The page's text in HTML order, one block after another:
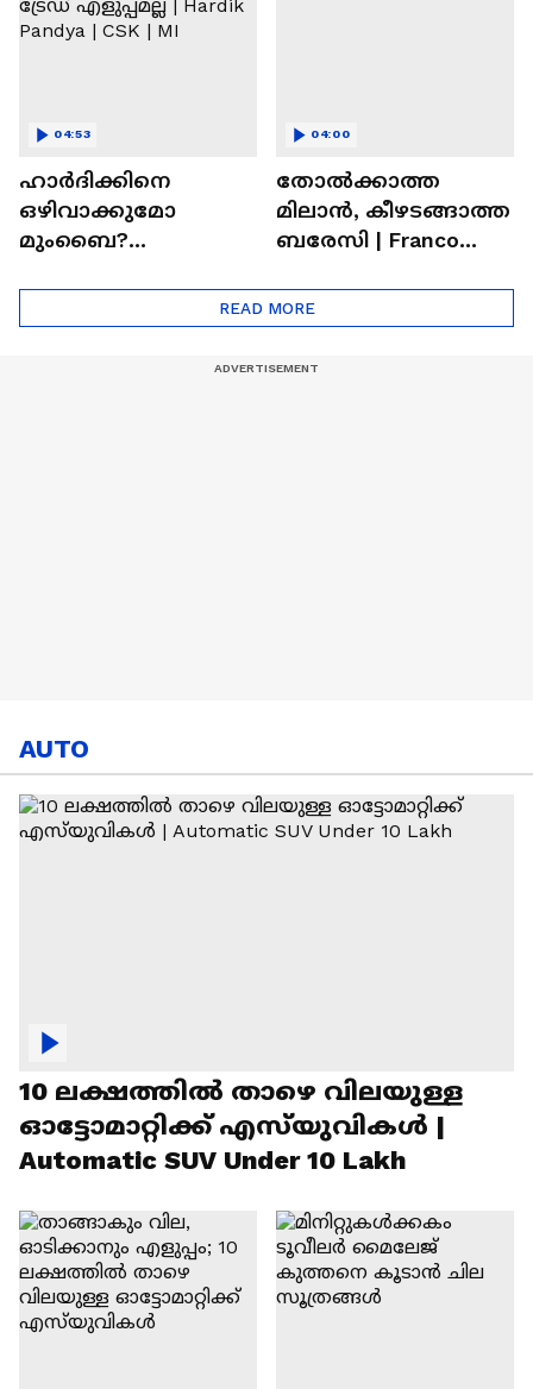
ഹാർദിക്കിനെ
ഒഴിവാക്കുമോ
മുംബൈ?
Hardik Pandya | CSK |
04:53
തോല്‍ക്കാത്ത
മിലാന്‍, കീഴടങ്ങാത്ത
ബരേസി | Franco
04:00
READ MORE
AUTO
10 ലക്ഷത്തിൽ താഴെ വിലയുള്ള
ഓട്ടോമാറ്റിക്ക് എസ്‍യുവികൾ |
Automatic SUV Under 10 Lakh